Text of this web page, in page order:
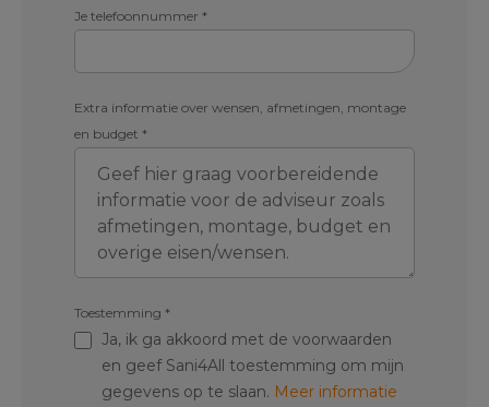
Je telefoonnummer *
Extra informatie over wensen, afmetingen, montage
en budget *
Ja, ik ga akkoord met de voorwaarden
en geef Sani4All toestemming om mijn
gegevens op te slaan. Meer informatie
Toestemming *